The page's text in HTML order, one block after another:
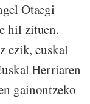
Otaegi
hil zituen.
ezik, euskal
Herriaren
gainontzeko